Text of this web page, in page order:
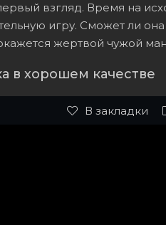
взгляд. Время на
игру. Сможет ли
жертвой чужой
в хорошем качестве
В закладки